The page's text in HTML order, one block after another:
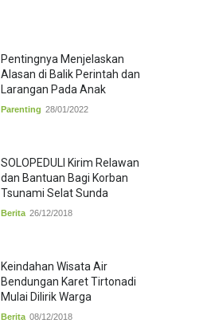
Pentingnya Menjelaskan
Alasan di Balik Perintah dan
Larangan Pada Anak
Parenting 28/01/2022
SOLOPEDULI Kirim Relawan
dan Bantuan Bagi Korban
Tsunami Selat Sunda
Berita 26/12/2018
Keindahan Wisata Air
Bendungan Karet Tirtonadi
Mulai Dilirik Warga
Berita 08/12/2018